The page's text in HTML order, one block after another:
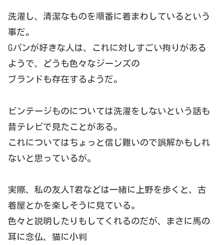
洗濯し、清潔なものを順番に着まわしているという
事だ。
Gパンが好きな人は、これに対しすごい拘りがある
ようで、どうも色々なジーンズの
ブランドも存在するようだ。
ビンテージものについては洗濯をしないという話も
昔テレビで見たことがある。
これについてはちょっと信じ難いので誤解かもしれ
ないと思っているが。
実際、私の友人T君などは一緒に上野を歩くと、古
着屋とかを楽しそうに見ている。
色々と説明したりもしてくれるのだが、まさに馬の
耳に念仏、猫に小判